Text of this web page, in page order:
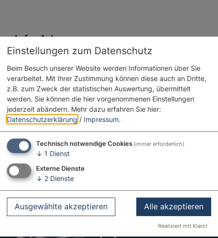
Info-Adresse
Kath. Pfarramt
Herr Pfarrer Francesco Antonelli
Kirchgasse 32
73485 Unterschneidheim
07966 385 E-Mail
Einstellungen zum Datenschutz
Beim Besuch unserer Website werden Informationen über Sie
verarbeitet. Mit Ihrer Zustimmung können diese auch an Dritte,
z.B. zum Zweck der statistischen Auswertung, übermittelt
werden. Sie können die hier vorgenommenen Einstellungen
jederzeit abändern. Mehr dazu erfahren Sie hier:
Datenschutzerklärung / Impressum.
Technisch notwendige Cookies (immer erforderlich)
↓ 1 Dienst
Externe Dienste
↓ 2 Dienste
Ausgewählte akzeptieren Alle akzeptieren
Realisiert mit Klaro!